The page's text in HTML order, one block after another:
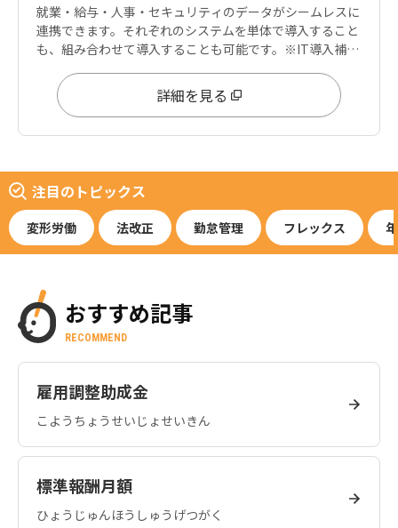
就業・給与・人事・セキュリティのデータがシームレスに
連携できます。それぞれのシステムを単体で導入すること
も、組み合わせて導入することも可能です。※IT導入補助
詳細を見る
注目のトピックス
変形労働 法改正 勤怠管理 フレックス
おすすめ記事
RECOMMEND
雇用調整助成金
こようちょうせいじょせいきん
標準報酬月額
ひょうじゅんほうしゅうげつがく